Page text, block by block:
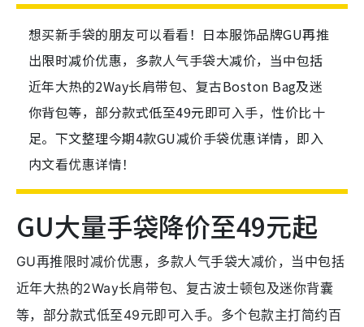
想买新手袋的朋友可以看看！日本服饰品牌GU再推
出限时减价优惠，多款人气手袋大减价，当中包括
近年大热的2Way长肩带包、复古Boston Bag及迷
你背包等，部分款式低至49元即可入手，性价比十
足。下文整理今期4款GU减价手袋优惠详情，即入
内文看优惠详情！
GU大量手袋降价至49元起
GU再推限时减价优惠，多款人气手袋大减价，当中包括
近年大热的2Way长肩带包、复古波士顿包及迷你背囊
等，部分款式低至49元即可入手。多个包款主打简约百